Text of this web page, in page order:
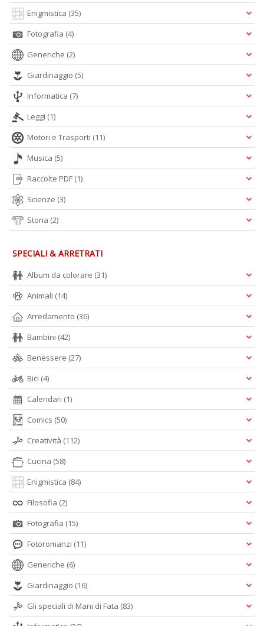
Enigmistica (35)
Fotografia (4)
Generiche (2)
Giardinaggio (5)
Informatica (7)
Leggi (1)
Motori e Trasporti (11)
Musica (5)
Raccolte PDF (1)
Scienze (3)
Storia (2)
SPECIALI & ARRETRATI
Album da colorare (31)
Animali (14)
Arredamento (36)
Bambini (42)
Benessere (27)
Bici (4)
Calendari (1)
Comics (50)
Creatività (112)
Cucina (58)
Enigmistica (84)
Filosofia (2)
Fotografia (15)
Fotoromanzi (11)
Generiche (6)
Giardinaggio (16)
Gli speciali di Mani di Fata (83)